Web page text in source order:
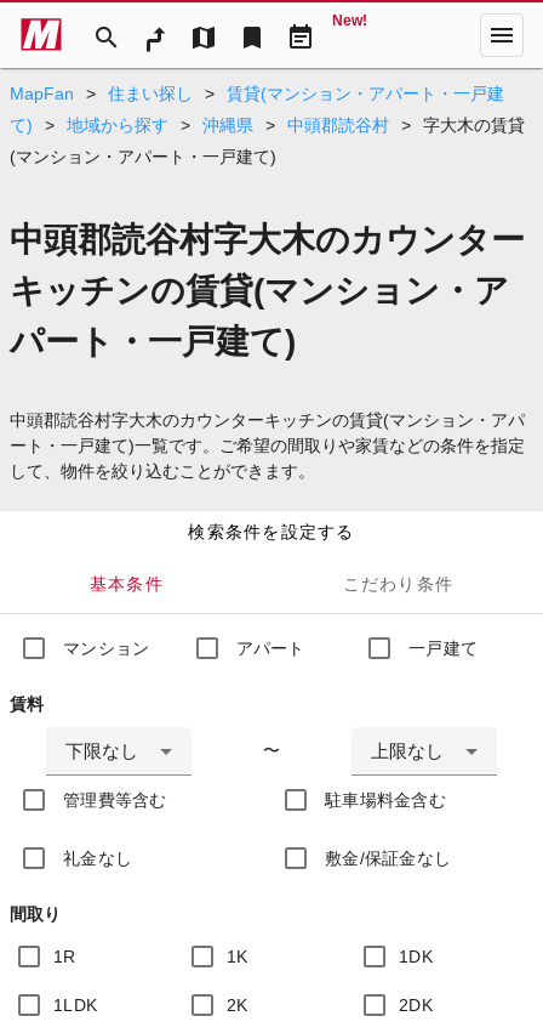
search map bookmark event_note
New! menu
MapFan > 住まい探し >
賃貸(マンション・アパート・一戸建
て)
> 地域から探す > 沖縄県 > 中頭郡読谷村 >
字大木の賃貸
(マンション・アパート・一戸建て)
中頭郡読谷村字大木のカウンター
キッチンの賃貸(マンション・ア
パート・一戸建て)
中頭郡読谷村字大木のカウンターキッチンの賃貸(マンション・アパ
ート・一戸建て)一覧です。ご希望の間取りや家賃などの条件を指定
して、物件を絞り込むことができます。
検索条件を設定する
基本条件 こだわり条件
マンション アパート 一戸建て
賃料
下限なし 〜 上限なし
管理費等含む 駐車場料金含む
礼金なし 敷金/保証金なし
間取り
1R 1K 1DK
1LDK 2K 2DK